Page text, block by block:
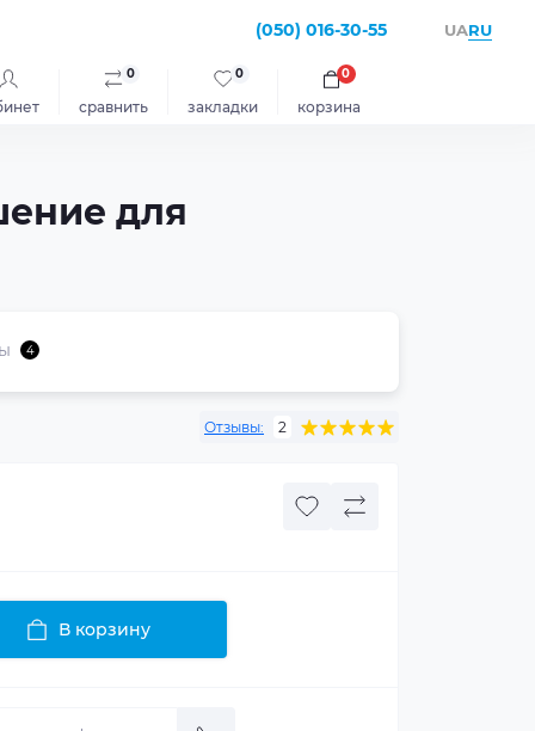
(050) 016-30-55 UARU
сравнить
0
закладки
0
корзина
0
для
4
Отзывы: 2
В корзину